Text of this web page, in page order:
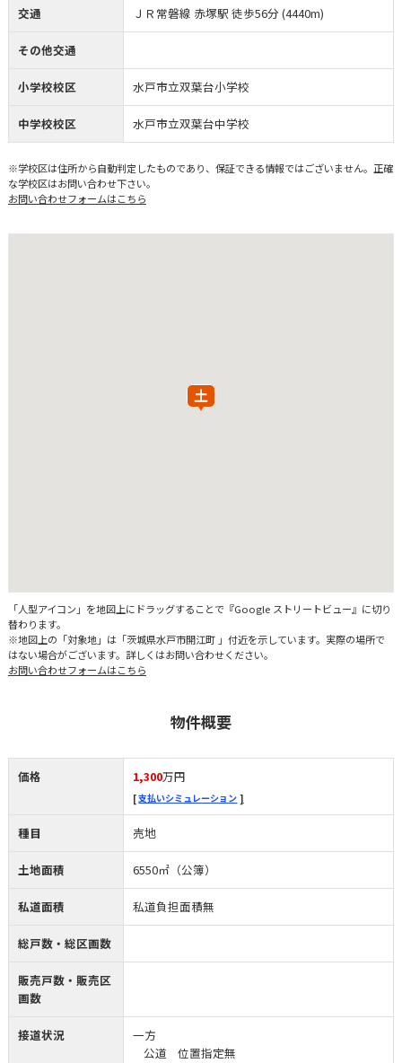
交通 ＪＲ常磐線 赤塚駅 徒歩56分 (4440m)
その他交通
小学校校区 水戸市立双葉台小学校
中学校校区 水戸市立双葉台中学校
※学校区は住所から自動判定したものであり、保証できる情報ではございません。正確
な学校区はお問い合わせ下さい。
お問い合わせフォームはこちら
「人型アイコン」を地図上にドラッグすることで『Google ストリートビュー』に切り
替わります。
※地図上の「対象地」は「茨城県水戸市開江町 」付近を示しています。実際の場所で
はない場合がございます。詳しくはお問い合わせください。
お問い合わせフォームはこちら
物件概要
価格 1,300万円
支払いシミュレーション
種目 売地
土地面積 6550㎡（公簿）
私道面積 私道負担面積無
総戸数・総区画数
販売戸数・販売区
画数
接道状況
一方
公道 位置指定無